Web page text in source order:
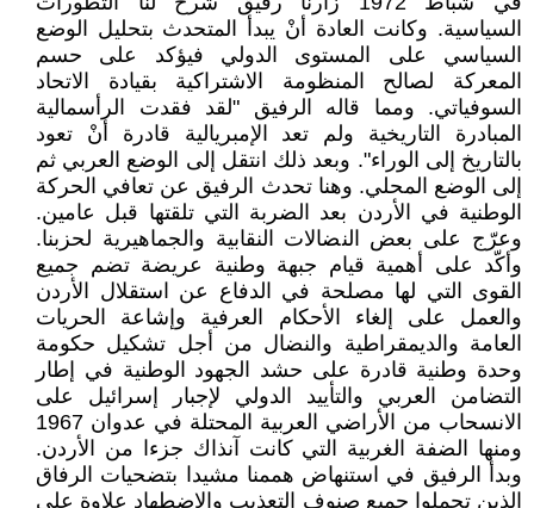
السياسية. وكانت العادة أنْ يبدأ المتحدث بتحليل الوضع
السياسي على المستوى الدولي فيؤكد على حسم
المعركة لصالح المنظومة الاشتراكية بقيادة الاتحاد
السوفياتي. ومما قاله الرفيق "لقد فقدت الرأسمالية
المبادرة التاريخية ولم تعد الإمبريالية قادرة أنْ تعود
بالتاريخ إلى الوراء". وبعد ذلك انتقل إلى الوضع العربي ثم
إلى الوضع المحلي. وهنا تحدث الرفيق عن تعافي الحركة
الوطنية في الأردن بعد الضربة التي تلقتها قبل عامين.
وعرّج على بعض النضالات النقابية والجماهيرية لحزبنا.
وأكّد على أهمية قيام جبهة وطنية عريضة تضم جميع
القوى التي لها مصلحة في الدفاع عن استقلال الأردن
والعمل على إلغاء الأحكام العرفية وإشاعة الحريات
العامة والديمقراطية والنضال من أجل تشكيل حكومة
وحدة وطنية قادرة على حشد الجهود الوطنية في إطار
التضامن العربي والتأييد الدولي لإجبار إسرائيل على
الانسحاب من الأراضي العربية المحتلة في عدوان 1967
ومنها الضفة الغربية التي كانت آنذاك جزءا من الأردن.
وبدأ الرفيق في استنهاض هممنا مشيدا بتضحيات الرفاق
الذين تحملوا جميع صنوف التعذيب والاضطهاد علاوة على